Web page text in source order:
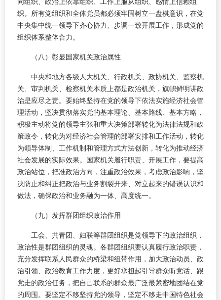
同组织、政治上依靠组织、工作上服从组织、感情上信赖组
织。所有党组织和全体党员都必须牢固树立一盘棋意识，在党
中央集中统一领导下齐心协力、步调一致开展工作，形成党的
组织体系整体合力。
（八）彰显国家机关政治属性
中央和地方各级人大机关、行政机关、政协机关、监察机
关、审判机关、检察机关本质上都是政治机关，旗帜鲜明讲政
治是应尽之责。要始终坚持在党的领导下依法实施经济社会管
理活动，坚决贯彻落实党的基本理论、基本路线、基本方略，
积极主动将党的领导主张和重大决策部署转化为法律法规和政
策政令，转化为对经济社会管理的部署安排和工作活动，转化
为领导体制、工作机制和管理方式方法创新，转化为推动经济
社会发展的实际效果。国家机关履行职责、开展工作，要提高
政治站位，把准政治方向，注重政治效果，考虑政治影响，坚
决防止和纠正把政治与业务割裂开来、对立起来的错误认识和
做法，确保政治和业务融为一体、高度统一。
（九）发挥群团组织政治作用
工会、共青团、妇联等群团组织是党领导下的政治组织，
政治性是群团组织的灵魂。各群团组织要认真履行政治职责，
充分发挥联系人民群众的桥梁和纽带作用，加大政治动员、政
治引领、政治教育工作力度，更好承担起引导群众听党话、跟
党走的政治任务，把自己联系的群众最广泛最紧密地团结在党
的周围。要坚定不移坚持党的领导，坚定不移走中国特色社会